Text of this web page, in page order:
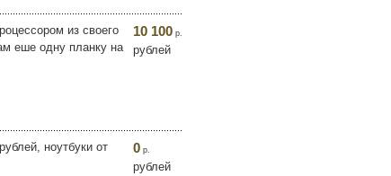
из своего
еше одну планку на
10 100 р.
рублей
ноутбуки от
0 р.
рублей